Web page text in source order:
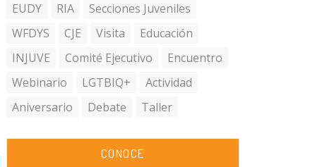
EUDY
RIA
Secciones Juveniles
WFDYS
CJE Visita
Educación
INJUVE
Comité Ejecutivo
Encuentro
Webinario
LGTBIQ+
Actividad
Aniversario
Debate Taller
CONOCE